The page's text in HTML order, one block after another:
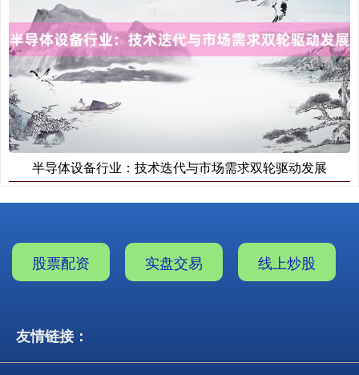
半导体设备行业：技术迭代与市场需求双轮驱动发展
股票配资 实盘交易 线上炒股
友情链接：